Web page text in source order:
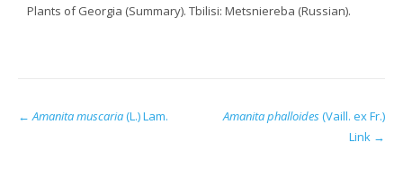
Plants of Georgia (Summary). Tbilisi: Metsniereba (Russian).
← Amanita muscaria(L.) Lam. Amanita phalloides(Vaill. ex Fr.)
Link →